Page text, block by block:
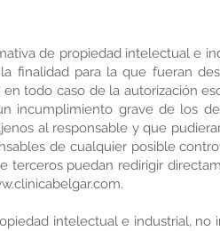
de propiedad intelectual e
finalidad para la que fueran
todo caso de la autorización
incumplimiento grave de los
al responsable y que
de cualquier posible
terceros puedan redirigir
.
intelectual e industrial, no